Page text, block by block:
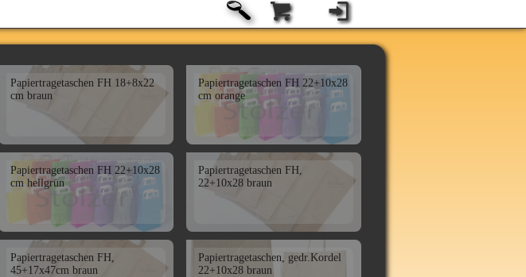
Papiertragetaschen FH 18+8x22
cm braun
Papiertragetaschen FH 22+10x28
cm orange
Papiertragetaschen FH 22+10x28
cm hellgrün
Papiertragetaschen FH,
22+10x28 braun
Papiertragetaschen FH,
45+17x47cm braun
Papiertragetaschen, gedr.Kordel
22+10x28 braun